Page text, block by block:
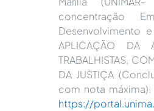
concentração
Desenvolvimento
APLICAÇÃO DA
TRABALHISTAS,
DA JUSTIÇA
com nota
https://